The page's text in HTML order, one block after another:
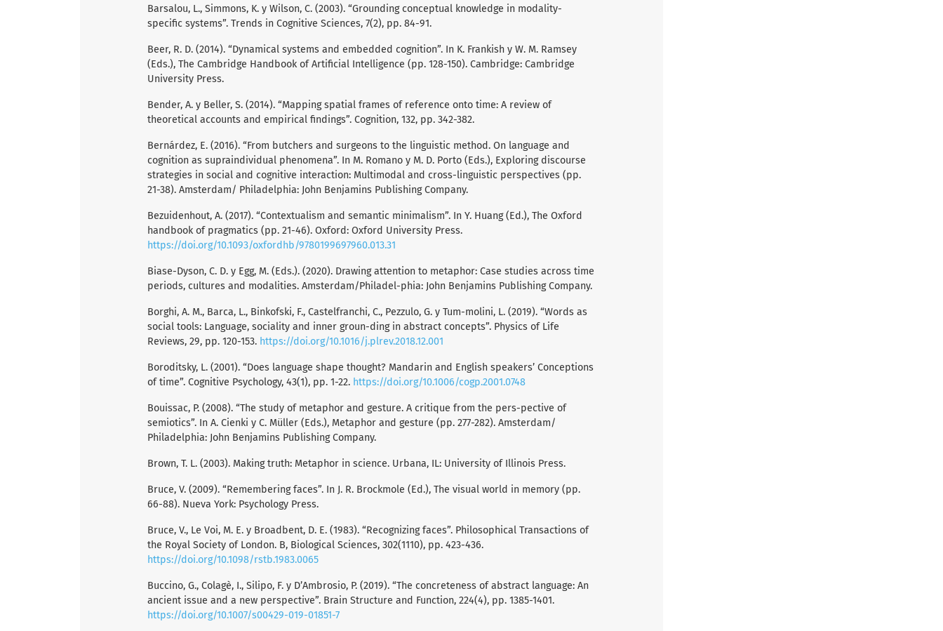
Barsalou, L., Simmons, K. y Wilson, C. (2003). “Grounding conceptual knowledge in modality-
specific systems”. Trends in Cognitive Sciences, 7(2), pp. 84-91.
Beer, R. D. (2014). “Dynamical systems and embedded cognition”. In K. Frankish y W. M. Ramsey
(Eds.), The Cambridge Handbook of Artificial Intelligence (pp. 128-150). Cambridge: Cambridge
University Press.
Bender, A. y Beller, S. (2014). “Mapping spatial frames of reference onto time: A review of
theoretical accounts and empirical findings”. Cognition, 132, pp. 342-382.
Bernárdez, E. (2016). “From butchers and surgeons to the linguistic method. On language and
cognition as supraindividual phenomena”. In M. Romano y M. D. Porto (Eds.), Exploring discourse
strategies in social and cognitive interaction: Multimodal and cross-linguistic perspectives (pp.
21-38). Amsterdam/ Philadelphia: John Benjamins Publishing Company.
Bezuidenhout, A. (2017). “Contextualism and semantic minimalism”. In Y. Huang (Ed.), The Oxford
handbook of pragmatics (pp. 21-46). Oxford: Oxford University Press.
https://doi.org/10.1093/oxfordhb/9780199697960.013.31
Biase-Dyson, C. D. y Egg, M. (Eds.). (2020). Drawing attention to metaphor: Case studies across time
periods, cultures and modalities. Amsterdam/Philadel-phia: John Benjamins Publishing Company.
Borghi, A. M., Barca, L., Binkofski, F., Castelfranchi, C., Pezzulo, G. y Tum-molini, L. (2019). “Words as
social tools: Language, sociality and inner groun-ding in abstract concepts”. Physics of Life
Reviews, 29, pp. 120-153. https://doi.org/10.1016/j.plrev.2018.12.001
Boroditsky, L. (2001). “Does language shape thought? Mandarin and English speakers’ Conceptions
of time”. Cognitive Psychology, 43(1), pp. 1-22. https://doi.org/10.1006/cogp.2001.0748
Bouissac, P. (2008). “The study of metaphor and gesture. A critique from the pers-pective of
semiotics”. In A. Cienki y C. Müller (Eds.), Metaphor and gesture (pp. 277-282). Amsterdam/
Philadelphia: John Benjamins Publishing Company.
Brown, T. L. (2003). Making truth: Metaphor in science. Urbana, IL: University of Illinois Press.
Bruce, V. (2009). “Remembering faces”. In J. R. Brockmole (Ed.), The visual world in memory (pp.
66-88). Nueva York: Psychology Press.
Bruce, V., Le Voi, M. E. y Broadbent, D. E. (1983). “Recognizing faces”. Philosophical Transactions of
the Royal Society of London. B, Biological Sciences, 302(1110), pp. 423-436.
https://doi.org/10.1098/rstb.1983.0065
Buccino, G., Colagè, I., Silipo, F. y D’Ambrosio, P. (2019). “The concreteness of abstract language: An
ancient issue and a new perspective”. Brain Structure and Function, 224(4), pp. 1385-1401.
https://doi.org/10.1007/s00429-019-01851-7